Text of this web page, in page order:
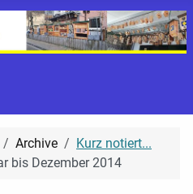
Archive
Kurz notiert...
bis Dezember 2014